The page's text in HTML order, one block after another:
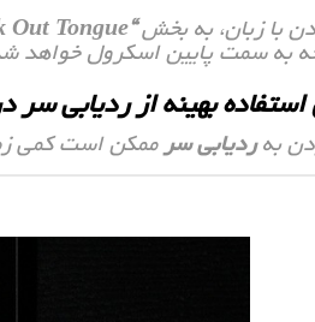
با زبان، به بخش“Stick Out Tongue”
به سمت پایین اسکرول خواهد
بهینه از ردیابی سر
بهردیابی سرممکن است کمی